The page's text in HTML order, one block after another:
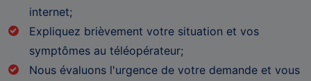
internet;
Expliquez brièvement votre situation et vos
symptômes au téléopérateur;
Nous évaluons l'urgence de votre demande et vous